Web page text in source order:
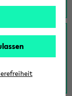
Sie das